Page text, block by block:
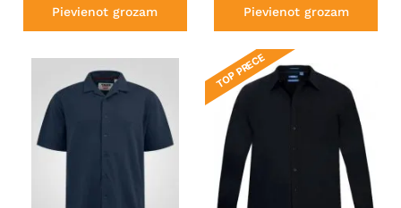
Pievienot grozam Pievienot grozam
TOP PRECE